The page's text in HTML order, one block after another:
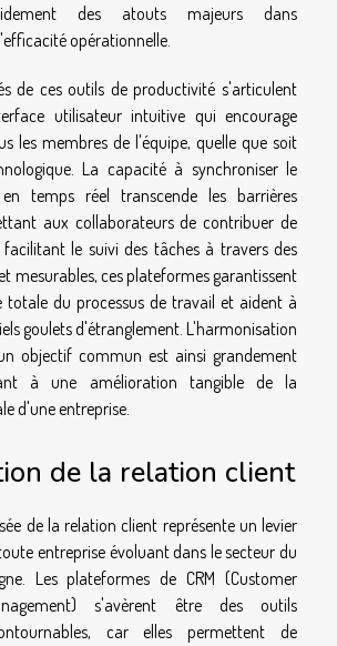
des atouts majeurs dans
opérationnelle.
de ces outils de productivité s'articulent
utilisateur intuitive qui encourage
les membres de l'équipe, quelle que soit
La capacité à synchroniser le
temps réel transcende les barrières
aux collaborateurs de contribuer de
le suivi des tâches à travers des
mesurables, ces plateformes garantissent
totale du processus de travail et aident à
goulets d'étranglement. L'harmonisation
objectif commun est ainsi grandement
à une amélioration tangible de la
d'une entreprise.
de la relation client
de la relation client représente un levier
entreprise évoluant dans le secteur du
Les plateformes de CRM (Customer
s'avèrent être des outils
car elles permettent de